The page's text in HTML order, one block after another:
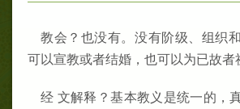
教会？也没有。没有阶级、组织
可以宣教或者结婚，也可以为已故者
经 文解释？基本教义是统一的，